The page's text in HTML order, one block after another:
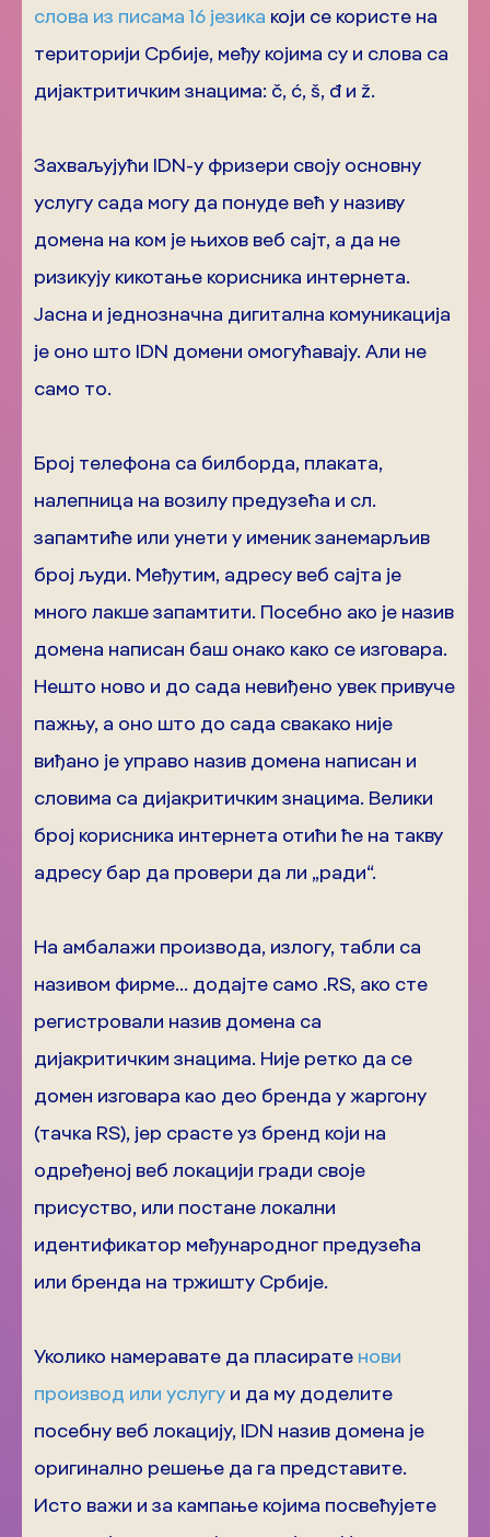
слова из писама 16 језика који се користе на
територији Србије, међу којима су и слова са
дијактритичким знацима: č, ć, š, đ и ž.
Захваљујући IDN-у фризери своју основну
услугу сада могу да понуде већ у називу
домена на ком је њихов веб сајт, а да не
ризикују кикотање корисника интернета.
Јасна и једнозначна дигитална комуникација
је оно што IDN домени омогућавају. Али не
само то.
Број телефона са билборда, плаката,
налепница на возилу предузећа и сл.
запамтиће или унети у именик занемарљив
број људи. Међутим, адресу веб сајта је
много лакше запамтити. Посебно ако је назив
домена написан баш онако како се изговара.
Нешто ново и до сада невиђено увек привуче
пажњу, а оно што до сада свакако није
виђано је управо назив домена написан и
словима са дијакритичким знацима. Велики
број корисника интернета отићи ће на такву
адресу бар да провери да ли „ради“.
На амбалажи производа, излогу, табли са
називом фирме… додајте само .RS, ако сте
регистровали назив домена са
дијакритичким знацима. Није ретко да се
домен изговара као део бренда у жаргону
(тачка RS), јер срасте уз бренд који на
одређеној веб локацији гради своје
присуство, или постане локални
идентификатор међународног предузећа
или бренда на тржишту Србије.
Уколико намеравате да пласирате нови
производ или услугу и да му доделите
посебну веб локацију, IDN назив домена је
оригинално решење да га представите.
Исто важи и за кампање којима посвећујете